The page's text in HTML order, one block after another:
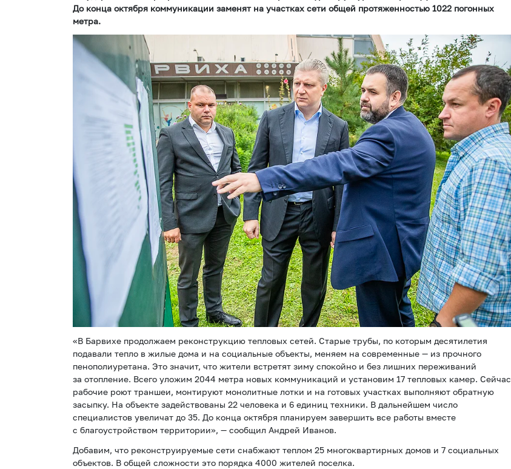
До конца октября коммуникации заменят на участках сети общей протяженностью 1022 погонных
метра.
«В Барвихе продолжаем реконструкцию тепловых сетей. Старые трубы, по которым десятилетия
подавали тепло в жилые дома и на социальные объекты, меняем на современные — из прочного
пенополиуретана. Это значит, что жители встретят зиму спокойно и без лишних переживаний
за отопление. Всего уложим 2044 метра новых коммуникаций и установим 17 тепловых камер. Сейчас
рабочие роют траншеи, монтируют монолитные лотки и на готовых участках выполняют обратную
засыпку. На объекте задействованы 22 человека и 6 единиц техники. В дальнейшем число
специалистов увеличат до 35. До конца октября планируем завершить все работы вместе
с благоустройством территории», — сообщил Андрей Иванов.
Добавим, что реконструируемые сети снабжают теплом 25 многоквартирных домов и 7 социальных
объектов. В общей сложности это порядка 4000 жителей поселка.